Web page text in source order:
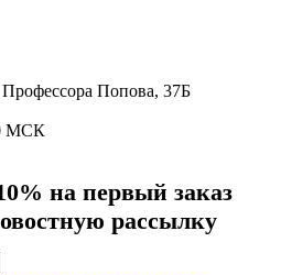
Профессора Попова, 37Б
МСК
на первый заказ
рассылку